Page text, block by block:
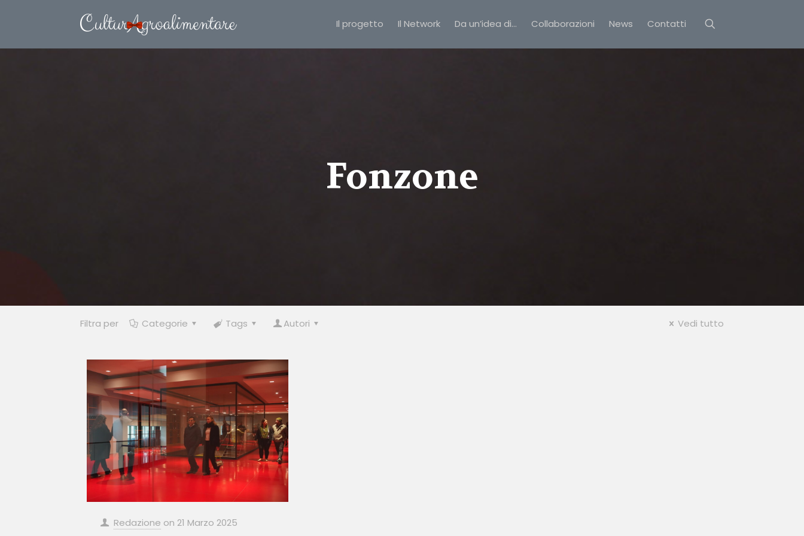
Il progetto Il Network Da un’idea di… Collaborazioni News Contatti
Fonzone
Filtra per Categorie Tags Autori Vedi tutto
Redazione on 21 Marzo 2025